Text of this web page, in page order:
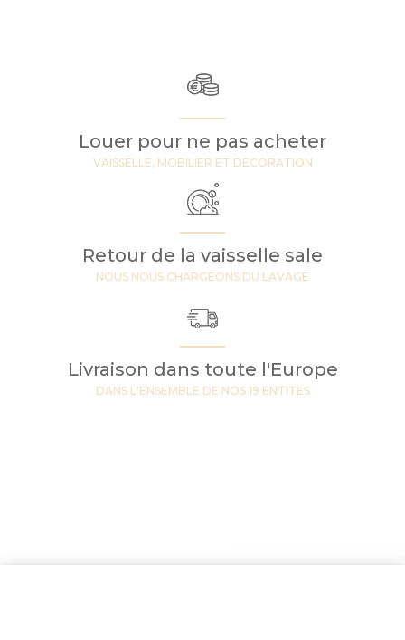
Louer pour ne pas acheter
VAISSELLE, MOBILIER ET DECORATION
Retour de la vaisselle sale
NOUS NOUS CHARGEONS DU LAVAGE
Livraison dans toute l'Europe
DANS L'ENSEMBLE DE NOS 19 ENTITES